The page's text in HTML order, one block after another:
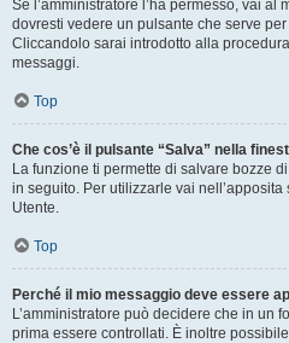
Se l’amministratore l’ha permesso, vai al
dovresti vedere un pulsante che serve
Cliccandolo sarai introdotto alla
messaggi.
Top
Che cos’è il pulsante “Salva” nella
La funzione ti permette di salvare bozze
in seguito. Per utilizzarle vai
Utente.
Top
Perché il mio messaggio deve essere
L’amministratore può decidere che in un
prima essere controllati. È inoltre